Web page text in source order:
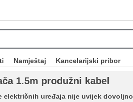
Namještaj Kancelarijski pribor
1.5m produžni kabel
električnih uređaja nije uvijek